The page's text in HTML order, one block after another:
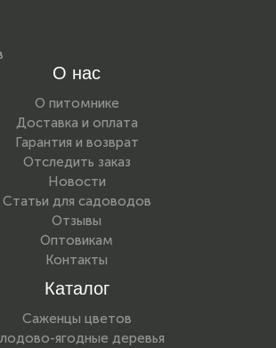
О нас
О питомнике
Доставка и оплата
Гарантия и возврат
Отследить заказ
Новости
Статьи для садоводов
Отзывы
Оптовикам
Контакты
Каталог
Саженцы цветов
ягодные деревья